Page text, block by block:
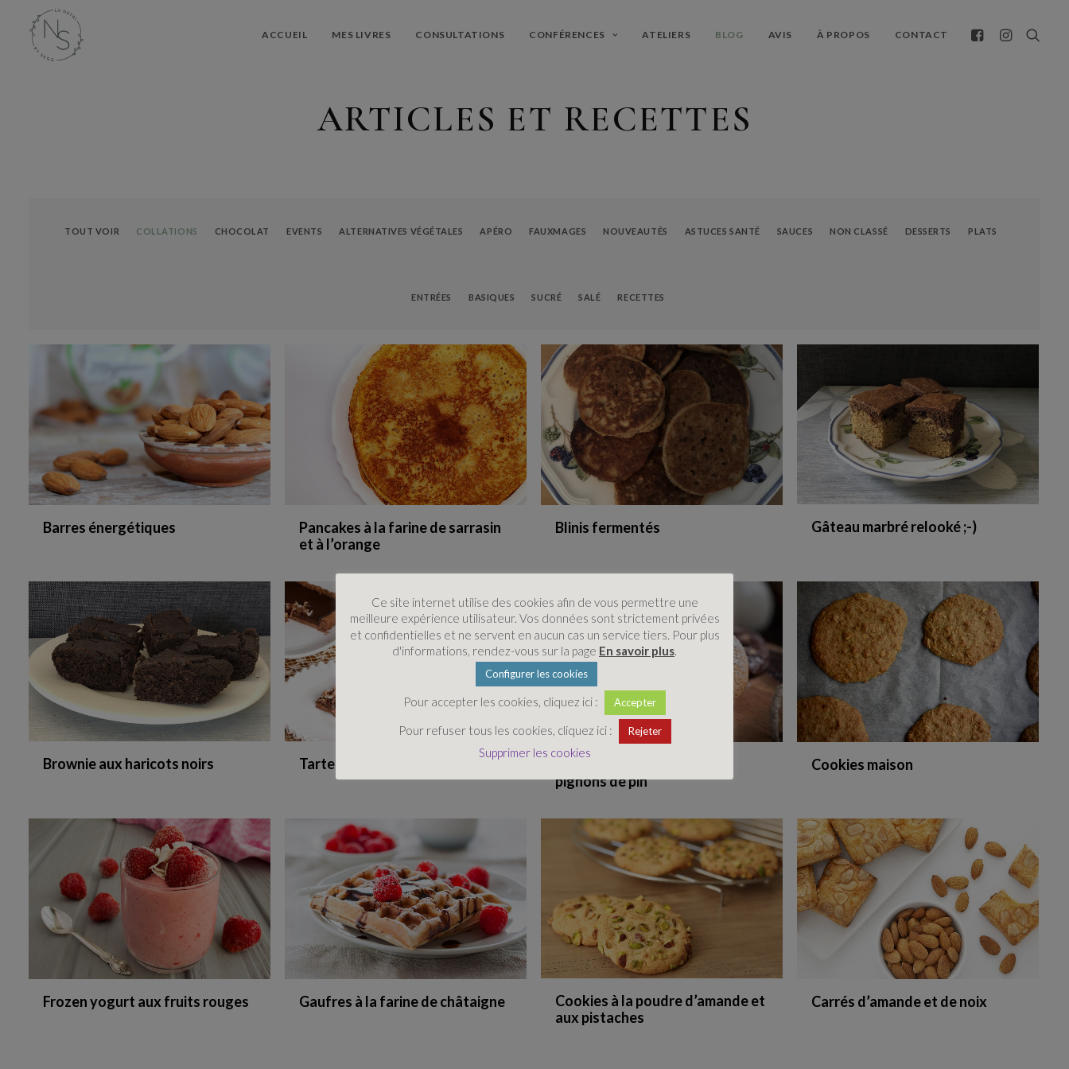
ACCUEIL MES LIVRES CONSULTATIONS CONFÉRENCES ATELIERS BLOG AVIS À PROPOS CONTACT
ARTICLES ET RECETTES
TOUT VOIR COLLATIONS CHOCOLAT EVENTS ALTERNATIVES VÉGÉTALES APÉRO FAUXMAGES NOUVEAUTÉS ASTUCES SANTÉ SAUCES NON CLASSÉ DESSERTS PLATS
ENTRÉES BASIQUES SUCRÉ SALÉ RECETTES
Barres énergétiques
Pancakes à la farine de sarrasin
et à l’orange
Blinis fermentés Gâteau marbré relooké ;-)
Brownie aux haricots noirs Tarte au chocolat en mode cru
pignons de pin
Cookies maison
Frozen yogurt aux fruits rouges Gaufres à la farine de châtaigne
Cookies à la poudre d’amande et
aux pistaches
Carrés d’amande et de noix
Ce site internet utilise des cookies afin de vous permettre une
meilleure expérience utilisateur. Vos données sont strictement privées
et confidentielles et ne servent en aucun cas un service tiers. Pour plus
d'informations, rendez-vous sur la page En savoir plus.
Configurer les cookies
Pour accepter les cookies, cliquez ici : Accepter
Pour refuser tous les cookies, cliquez ici : Rejeter
Supprimer les cookies